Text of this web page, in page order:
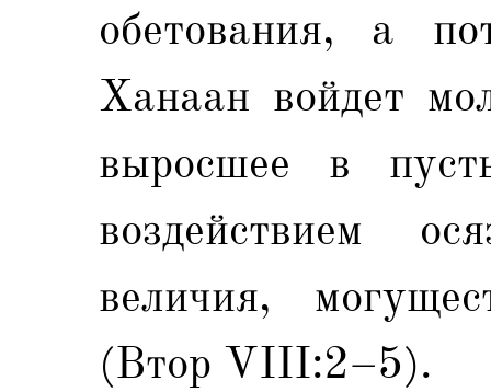
обетования, а
Ханаан войдет
выросшее в
воздействием
величия,
(Втор VIII:2–5).